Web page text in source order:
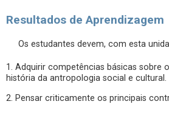
Resultados de Aprendizagem
Os estudantes devem, com esta
1. Adquirir competências básicas sobre
história da antropologia social e cultural.
2. Pensar criticamente os principais